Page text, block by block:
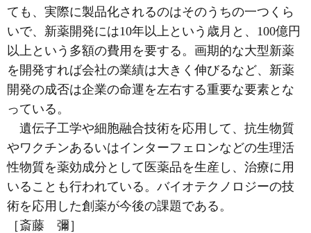
ても、実際に製品化されるのはそのうちの一つくら
いで、新薬開発には10年以上という歳月と、100億円
以上という多額の費用を要する。画期的な大型新薬
を開発すれば会社の業績は大きく伸びるなど、新薬
開発の成否は企業の命運を左右する重要な要素とな
っている。
遺伝子工学や細胞融合技術を応用して、抗生物質
やワクチンあるいはインターフェロンなどの生理活
性物質を薬効成分として医薬品を生産し、治療に用
いることも行われている。バイオテクノロジーの技
術を応用した創薬が今後の課題である。
［斎藤 彌］